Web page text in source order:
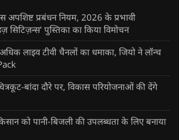
अपशिष्ट प्रबंधन नियम, 2026 के प्रभावी
सिटिज़न्स’ पुस्तिका का किया विमोचन
लाइव टीवी चैनलों का धमाका, जियो ने लॉन्च
बांदा दौरे पर, विकास परियोजनाओं की देंगे
को पानी-बिजली की उपलब्धता के लिए बनाया